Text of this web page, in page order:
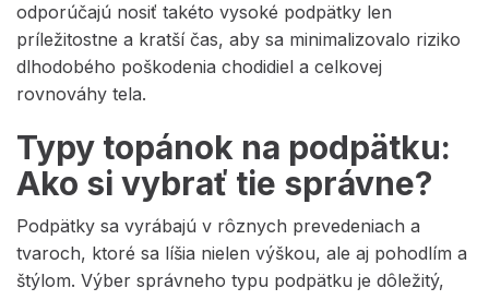
odporúčajú nosiť takéto vysoké podpätky len
príležitostne a kratší čas, aby sa minimalizovalo riziko
dlhodobého poškodenia chodidiel a celkovej
rovnováhy tela.
Typy topánok na podpätku:
Ako si vybrať tie správne?
Podpätky sa vyrábajú v rôznych prevedeniach a
tvaroch, ktoré sa líšia nielen výškou, ale aj pohodlím a
štýlom. Výber správneho typu podpätku je dôležitý,